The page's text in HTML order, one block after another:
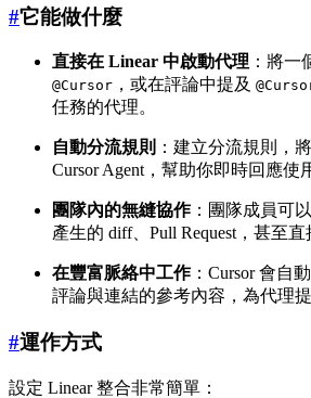
#它能做什麼
直接在 Linear 中啟動代理 ：將一
@Cursor ，或在評論中提及
任務的代理。
自動分流規則 ：建立分流規則，
Cursor Agent，幫助你即時回應使
團隊內的無縫協作：團隊成員可
產生的 diff、Pull Request，甚至直
在豐富脈絡中工作：Cursor 會自
評論與連結的參考內容，為代理
#運作方式
設定 Linear 整合非常簡單：